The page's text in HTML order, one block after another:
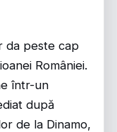
da peste cap
României.
într-un
după
de la Dinamo,